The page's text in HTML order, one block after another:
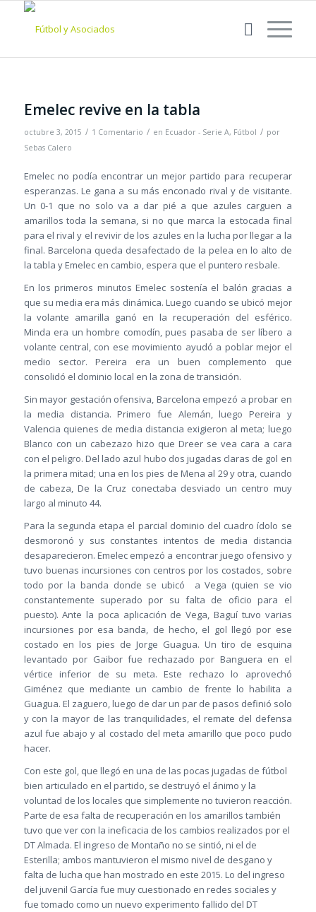
Emelec revive en la tabla
octubre 3, 2015 / 1 Comentario / en Ecuador - Serie A, Fútbol / por
Sebas Calero
Emelec no podía encontrar un mejor partido para recuperar
esperanzas. Le gana a su más enconado rival y de visitante.
Un 0-1 que no solo va a dar pié a que azules carguen a
amarillos toda la semana, si no que marca la estocada final
para el rival y el revivir de los azules en la lucha por llegar a la
final. Barcelona queda desafectado de la pelea en lo alto de
la tabla y Emelec en cambio, espera que el puntero resbale.
En los primeros minutos Emelec sostenía el balón gracias a
que su media era más dinámica. Luego cuando se ubicó mejor
la volante amarilla ganó en la recuperación del esférico.
Minda era un hombre comodín, pues pasaba de ser líbero a
volante central, con ese movimiento ayudó a poblar mejor el
medio sector. Pereira era un buen complemento que
consolidó el dominio local en la zona de transición.
Sin mayor gestación ofensiva, Barcelona empezó a probar en
la media distancia. Primero fue Alemán, luego Pereira y
Valencia quienes de media distancia exigieron al meta; luego
Blanco con un cabezazo hizo que Dreer se vea cara a cara
con el peligro. Del lado azul hubo dos jugadas claras de gol en
la primera mitad; una en los pies de Mena al 29 y otra, cuando
de cabeza, De la Cruz conectaba desviado un centro muy
largo al minuto 44.
Para la segunda etapa el parcial dominio del cuadro ídolo se
desmoronó y sus constantes intentos de media distancia
desaparecieron. Emelec empezó a encontrar juego ofensivo y
tuvo buenas incursiones con centros por los costados, sobre
todo por la banda donde se ubicó a Vega (quien se vio
constantemente superado por su falta de oficio para el
puesto). Ante la poca aplicación de Vega, Baguí tuvo varias
incursiones por esa banda, de hecho, el gol llegó por ese
costado en los pies de Jorge Guagua. Un tiro de esquina
levantado por Gaibor fue rechazado por Banguera en el
vértice inferior de su meta. Este rechazo lo aprovechó
Giménez que mediante un cambio de frente lo habilita a
Guagua. El zaguero, luego de dar un par de pasos definió solo
y con la mayor de las tranquilidades, el remate del defensa
azul fue abajo y al costado del meta amarillo que poco pudo
hacer.
Con este gol, que llegó en una de las pocas jugadas de fútbol
bien articulado en el partido, se destruyó el ánimo y la
voluntad de los locales que simplemente no tuvieron reacción.
Parte de esa falta de recuperación en los amarillos también
tuvo que ver con la ineficacia de los cambios realizados por el
DT Almada. El ingreso de Montaño no se sintió, ni el de
Esterilla; ambos mantuvieron el mismo nivel de desgano y
falta de lucha que han mostrado en este 2015. Lo del ingreso
del juvenil García fue muy cuestionado en redes sociales y
fue tomado como un nuevo experimento fallido del DT